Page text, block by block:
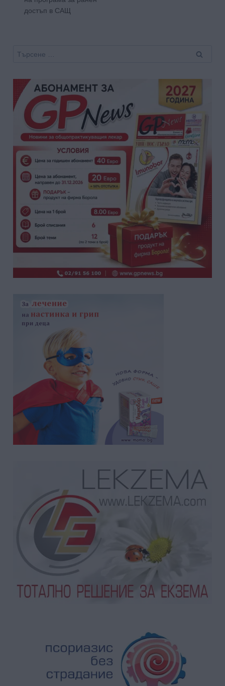
достъп в САЩ
Търсене